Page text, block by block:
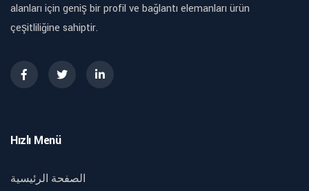
alanları için geniş bir profil ve bağlantı elemanları ürün
çeşitliliğine sahiptir.
Hızlı Menü
الصفحة الرئيسية